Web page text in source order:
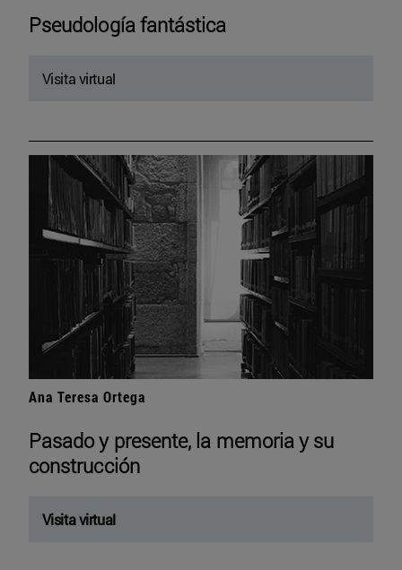
Pseudología fantástica
Visita virtual
Ana Teresa Ortega
Pasado y presente, la memoria y su
construcción
Visita virtual